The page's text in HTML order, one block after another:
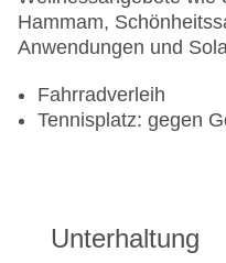
Hammam,
Anwendungen und
Fahrradverleih
Tennisplatz: gegen
Unterhaltung